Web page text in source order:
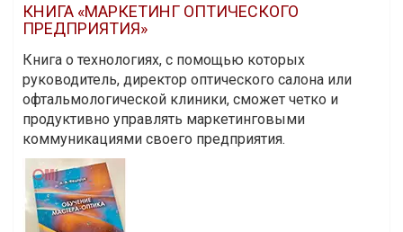
КНИГА «МАРКЕТИНГ ОПТИЧЕСКОГО
ПРЕДПРИЯТИЯ»
Книга о технологиях, с помощью которых
руководитель, директор оптического салона или
офтальмологической клиники, сможет четко и
продуктивно управлять маркетинговыми
коммуникациями своего предприятия.